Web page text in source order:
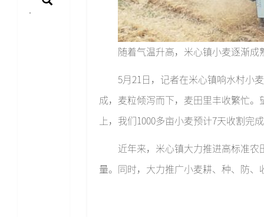
旺”农
随着气温升高，米心镇小麦逐渐
5月21日，记者在米心镇响水村小
成，麦粒倾泻而下，麦田里丰收繁忙
上，我们1000多亩小麦预计7天收割完
近年来，米心镇大力推进高标准
量。同时，大力推广小麦耕、种、防